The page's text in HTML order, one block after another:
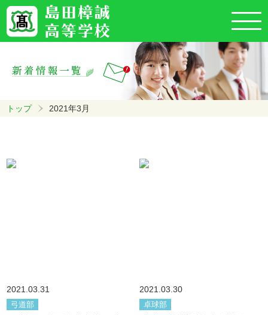
トップ 2021年3月
2021.03.31
弓道部
2021.03.30
卓球部